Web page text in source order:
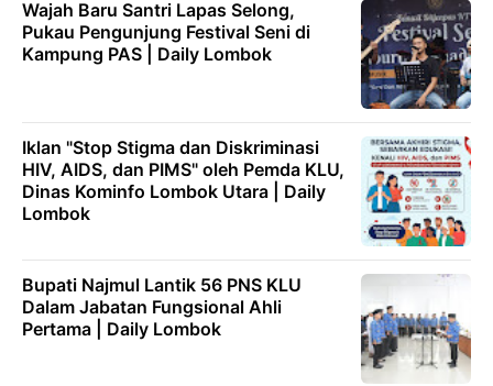
Wajah Baru Santri Lapas Selong,
Pukau Pengunjung Festival Seni di
Kampung PAS | Daily Lombok
Iklan "Stop Stigma dan Diskriminasi
HIV, AIDS, dan PIMS" oleh Pemda KLU,
Dinas Kominfo Lombok Utara | Daily
Lombok
Bupati Najmul Lantik 56 PNS KLU
Dalam Jabatan Fungsional Ahli
Pertama | Daily Lombok